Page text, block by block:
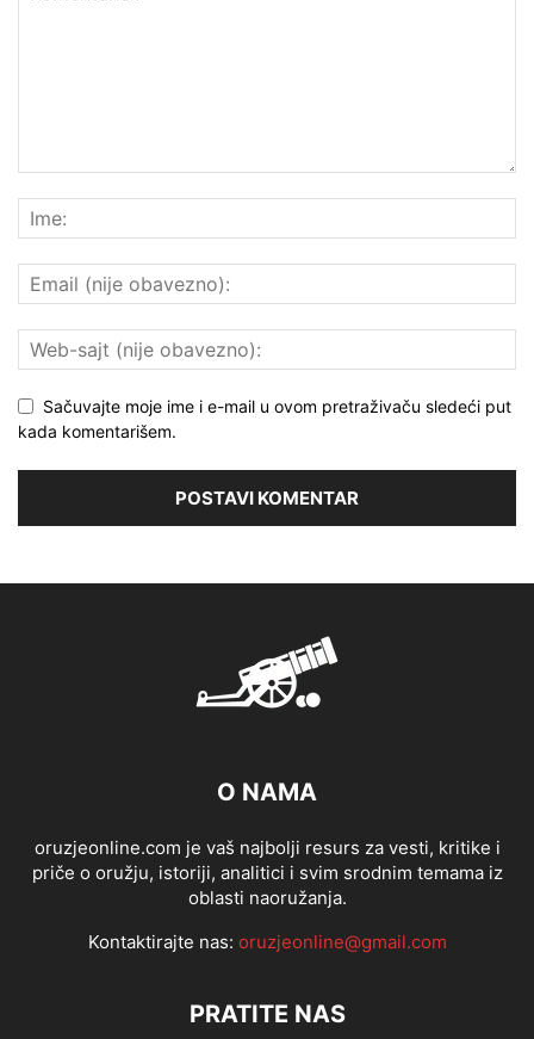
Sačuvajte moje ime i e-mail u ovom pretraživaču sledeći put
kada komentarišem.
O NAMA
oruzjeonline.com je vaš najbolji resurs za vesti, kritike i
priče o oružju, istoriji, analitici i svim srodnim temama iz
oblasti naoružanja.
Kontaktirajte nas: oruzjeonline@gmail.com
PRATITE NAS